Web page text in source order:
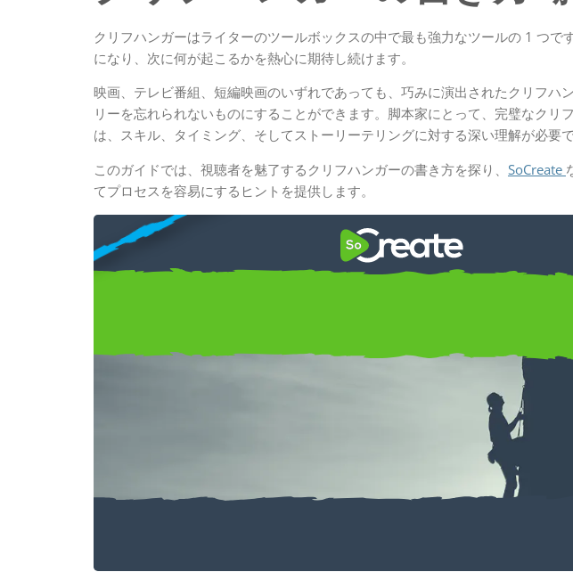
クリフハンガーはライターのツールボックスの中で最も強力なツールの 1 つで
になり、次に何が起こるかを熱心に期待し続けます。
映画、テレビ番組、短編映画のいずれであっても、巧みに演出されたクリフハ
リーを忘れられないものにすることができます。脚本家にとって、完璧なクリ
は、スキル、タイミング、そしてストーリーテリングに対する深い理解が必要で
このガイドでは、視聴者を魅了するクリフハンガーの書き方を探り、 SoCreate
てプロセスを容易にするヒントを提供します。
ハウツー